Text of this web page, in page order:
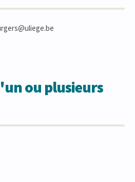
ou plusieurs